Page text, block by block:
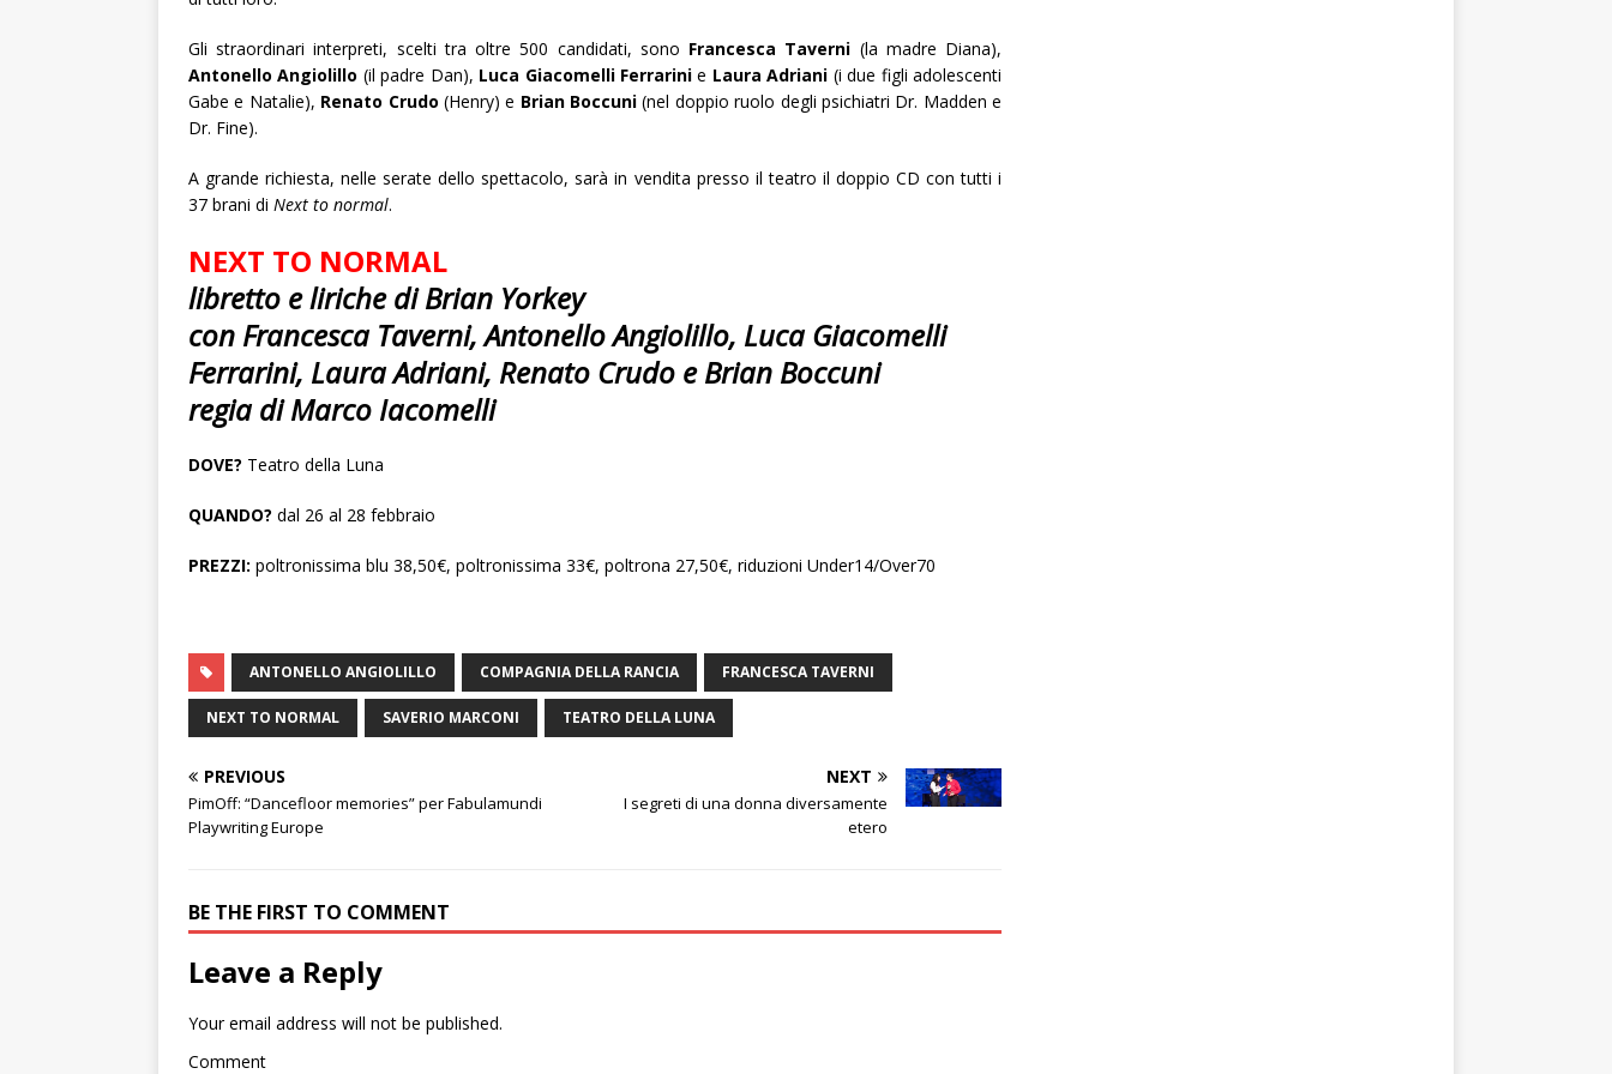
Gli straordinari interpreti, scelti tra oltre 500 candidati, sono Francesca Taverni (la madre Diana),
Antonello Angiolillo (il padre Dan), Luca Giacomelli Ferrarini e Laura Adriani (i due figli adolescenti
Gabe e Natalie), Renato Crudo (Henry) e Brian Boccuni (nel doppio ruolo degli psichiatri Dr. Madden e
Dr. Fine).
A grande richiesta, nelle serate dello spettacolo, sarà in vendita presso il teatro il doppio CD con tutti i
37 brani di Next to normal.
NEXT TO NORMAL
libretto e liriche di Brian Yorkey
con Francesca Taverni, Antonello Angiolillo, Luca Giacomelli
Ferrarini, Laura Adriani, Renato Crudo e Brian Boccuni
regia di Marco Iacomelli
DOVE? Teatro della Luna
QUANDO? dal 26 al 28 febbraio
PREZZI: poltronissima blu 38,50€, poltronissima 33€, poltrona 27,50€, riduzioni Under14/Over70
ANTONELLO ANGIOLILLO COMPAGNIA DELLA RANCIA FRANCESCA TAVERNI
NEXT TO NORMAL SAVERIO MARCONI TEATRO DELLA LUNA
PREVIOUS
PimOff: “Dancefloor memories” per Fabulamundi
Playwriting Europe
NEXT
I segreti di una donna diversamente
etero
BE THE FIRST TO COMMENT
Leave a Reply
Your email address will not be published.
Comment